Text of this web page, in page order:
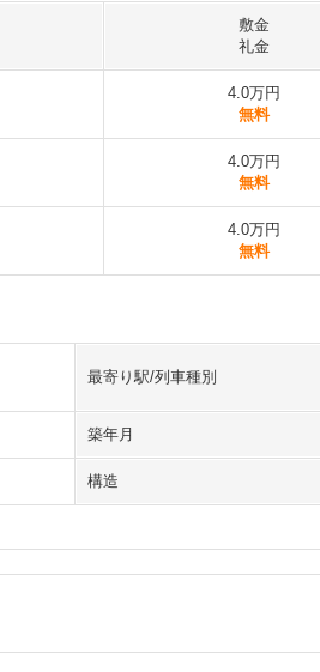
敷金
礼金
4.0万円
無料
4.0万円
無料
4.0万円
無料
最寄り駅/列車種別
築年月
構造